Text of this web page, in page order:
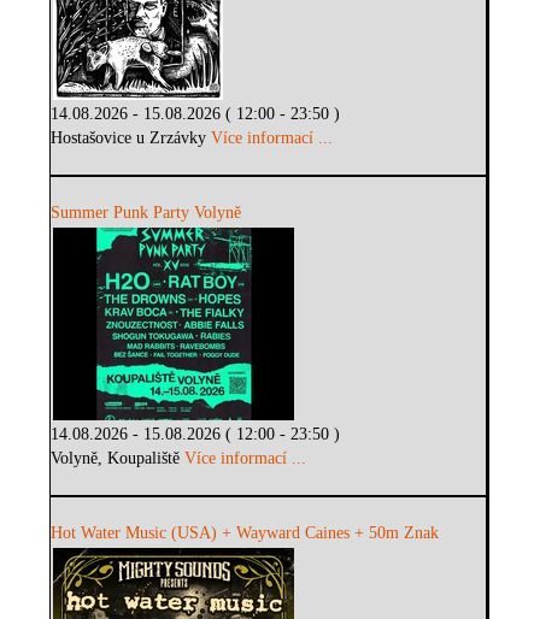
14.08.2026 - 15.08.2026 ( 12:00 - 23:50 )
Hostašovice u ZrzávkyVíce informací ...
Summer Punk Party Volyně
14.08.2026 - 15.08.2026 ( 12:00 - 23:50 )
Volyně, KoupalištěVíce informací ...
Hot Water Music (USA) + Wayward Caines + 50m Znak